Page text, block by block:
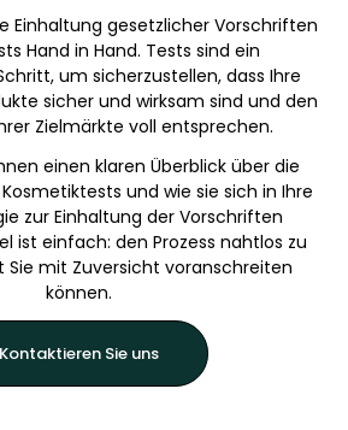
Einhaltung gesetzlicher Vorschriften
Hand in Hand. Tests sind ein
um sicherzustellen, dass Ihre
sicher und wirksam sind und den
Zielmärkte voll entsprechen.
einen klaren Überblick über die
und wie sie sich in Ihre
zur Einhaltung der Vorschriften
ist einfach: den Prozess nahtlos zu
mit Zuversicht voranschreiten
können.
Kontaktieren Sie uns